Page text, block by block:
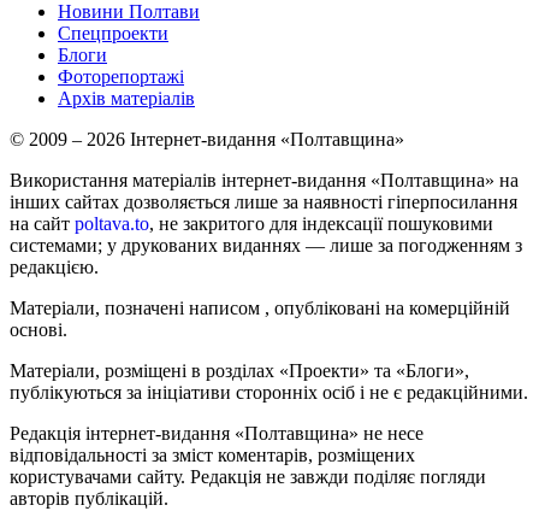
Новини Полтави
Спецпроекти
Блоги
Фоторепортажі
Архів матеріалів
© 2009 – 2026 Інтернет-видання «Полтавщина»
Використання матеріалів інтернет-видання «Полтавщина» на
інших сайтах дозволяється лише за наявності гіперпосилання
на сайт poltava.to, не закритого для індексації пошуковими
системами; у друкованих виданнях — лише за погодженням з
редакцією.
Матеріали, позначені написом , опубліковані на комерційній
основі.
Матеріали, розміщені в розділах «Проекти» та «Блоги»,
публікуються за ініціативи сторонніх осіб і не є редакційними.
Редакція інтернет-видання «Полтавщина» не несе
відповідальності за зміст коментарів, розміщених
користувачами сайту. Редакція не завжди поділяє погляди
авторів публікацій.